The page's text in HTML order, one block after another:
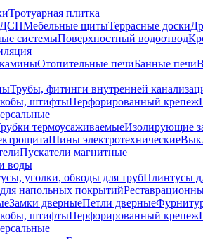
Тротуарная плитка
Мебельные щитыТеррасные доски
системыПоверхностный водоотвод
Отопительные печиБанные печи
Трубы, фитинги внутренней
штифтыПерфорированный крепеж
термоусаживаемыеИзолирующие
Шины электротехнические
Пускатели магнитные
воды
уголки, обводы для трубПлинтусы
напольных покрытий
Замки дверныеПетли дверные
штифтыПерфорированный крепеж